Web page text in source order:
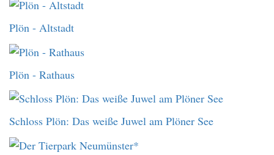
Plön - Altstadt
Plön - Rathaus
Schloss Plön: Das weiße Juwel am Plöner See